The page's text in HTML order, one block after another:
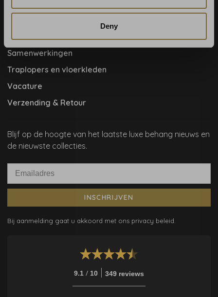
Deny
Over ons
Samenwerkingen
Traplopers en vloerkleden
Vacature
Verzending & Retour
Blijf op de hoogte van het laatste luxe behang nieuws en
de nieuwste collecties.
INSCHRIJVEN
Bij aanmelding gaat u akkoord met ons privacy beleid.
9.1 / 10 349 reviews